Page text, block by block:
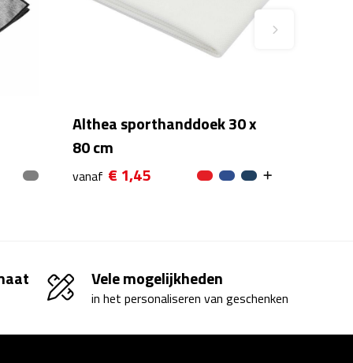
Althea sporthanddoek 30 x
80 cm
vanaf € 1,45
Vele mogelijkheden
in het personaliseren van geschenken